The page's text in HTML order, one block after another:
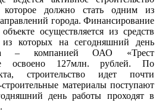
которое должно стать одним из
города. Финансирование
осуществляется из средств
из которых на сегодняшний день
– компанией ОАО «Трест
освоено 127млн. рублей. По
строительство идет почти
материалы поступают
день работы проходят в